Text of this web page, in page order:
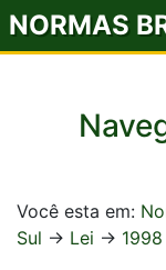
NORMAS
Você esta em:
Sul -> Lei -> 1998